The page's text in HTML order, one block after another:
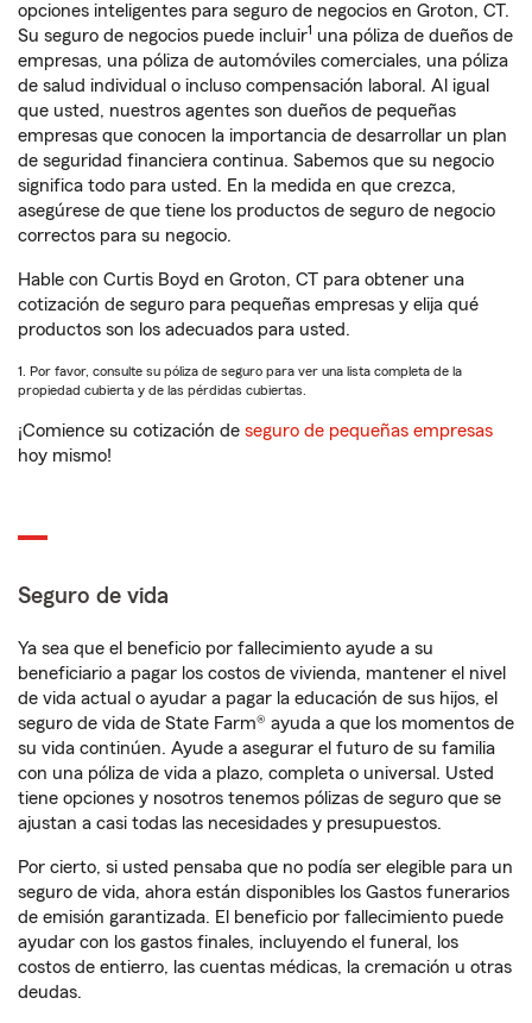
opciones inteligentes para seguro de negocios en Groton, CT.
Su seguro de negocios puede incluir1 una póliza de dueños de
empresas, una póliza de automóviles comerciales, una póliza
de salud individual o incluso compensación laboral. Al igual
que usted, nuestros agentes son dueños de pequeñas
empresas que conocen la importancia de desarrollar un plan
de seguridad financiera continua. Sabemos que su negocio
significa todo para usted. En la medida en que crezca,
asegúrese de que tiene los productos de seguro de negocio
correctos para su negocio.
Hable con Curtis Boyd en Groton, CT para obtener una
cotización de seguro para pequeñas empresas y elija qué
productos son los adecuados para usted.
1. Por favor, consulte su póliza de seguro para ver una lista completa de la
propiedad cubierta y de las pérdidas cubiertas.
¡Comience su cotización de seguro de pequeñas empresas
hoy mismo!
Seguro de vida
Ya sea que el beneficio por fallecimiento ayude a su
beneficiario a pagar los costos de vivienda, mantener el nivel
de vida actual o ayudar a pagar la educación de sus hijos, el
seguro de vida de State Farm® ayuda a que los momentos de
su vida continúen. Ayude a asegurar el futuro de su familia
con una póliza de vida a plazo, completa o universal. Usted
tiene opciones y nosotros tenemos pólizas de seguro que se
ajustan a casi todas las necesidades y presupuestos.
Por cierto, si usted pensaba que no podía ser elegible para un
seguro de vida, ahora están disponibles los Gastos funerarios
de emisión garantizada. El beneficio por fallecimiento puede
ayudar con los gastos finales, incluyendo el funeral, los
costos de entierro, las cuentas médicas, la cremación u otras
deudas.